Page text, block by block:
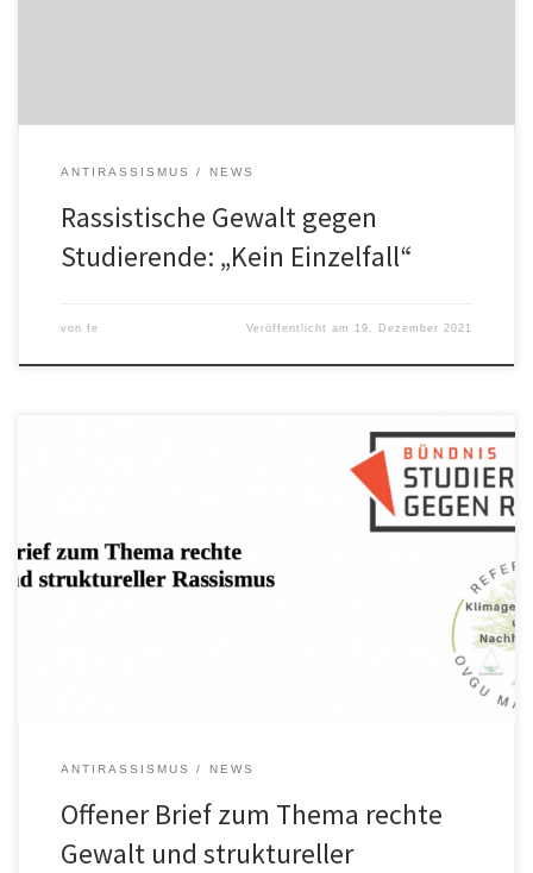
ANTIRASSISMUS NEWS
Rassistische Gewalt gegen
Studierende: „Kein Einzelfall“
von fe Veröffentlicht am 19. Dezember 2021
Sehr geehrtes Rektorat der Otto-von-Guericke-Universität
Magdeburg, wiederholt kommt es in Magdeburg zu rassistischen
Gewalttaten und Diskriminierungen, auch gegenüber
Studierenden der OVGU. So auch wieder geschehen zu Beginn
dieses Semesters: Ein Studierender im 1.Semester, der sich im
Referat für Klimagerechtigkeit engagieren wollte, wurde auf dem
ANTIRASSISMUS NEWS
Offener Brief zum Thema rechte
Gewalt und struktureller